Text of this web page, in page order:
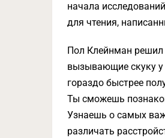
начала
для чтения,
Пол Клейнман решил
вызывающие скуку у
гораздо быстрее
Ты сможешь
Узнаешь о самых
различать